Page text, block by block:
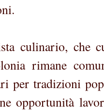
culinario, che
rimane
per tradizioni
opportunità